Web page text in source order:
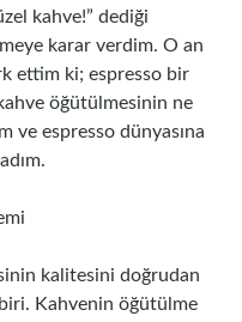
kahve!” dediği
karar verdim. O an
ettim ki; espresso bir
öğütülmesinin ne
ve espresso dünyasına
kalitesini doğrudan
Kahvenin öğütülme